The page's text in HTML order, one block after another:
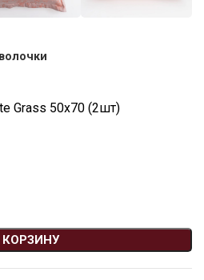
Grass 50х70 (2шт)
КОРЗИНУ